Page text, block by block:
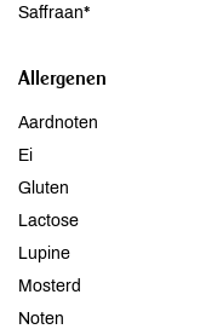
Saffraan*
Allergenen
Aardnoten
Ei
Gluten
Lactose
Lupine
Mosterd
Noten